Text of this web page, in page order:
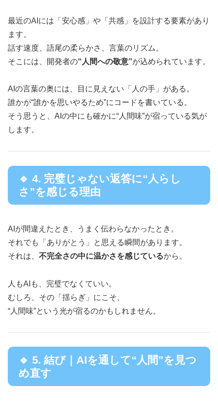
最近のAIには「安心感」や「共感」を設計する要素があり
ます。
話す速度、語尾の柔らかさ、言葉のリズム。
そこには、開発者の“人間への敬意”が込められています。
AIの言葉の奥には、目に見えない「人の手」がある。
誰かが“誰かを思いやるため”にコードを書いている。
そう思うと、AIの中にも確かに“人間味”が宿っている気が
します。
🔹 4. 完璧じゃない返答に“人らし
さ”を感じる理由
AIが間違えたとき、うまく伝わらなかったとき。
それでも「ありがとう」と思える瞬間があります。
それは、 不完全さの中に温かさを感じているから。
人もAIも、完璧でなくていい。
むしろ、その「揺らぎ」にこそ、
“人間味”という光が宿るのかもしれません。
🔹 5. 結び｜AIを通して“人間”を見つ
め直す